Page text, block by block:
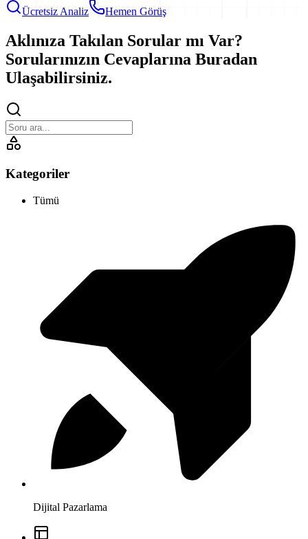
Ücretsiz Analiz Hemen Görüş
Aklınıza Takılan Sorular mı Var?
Sorularınızın Cevaplarına Buradan
Ulaşabilirsiniz.
Kategoriler
Tümü
Dijital Pazarlama